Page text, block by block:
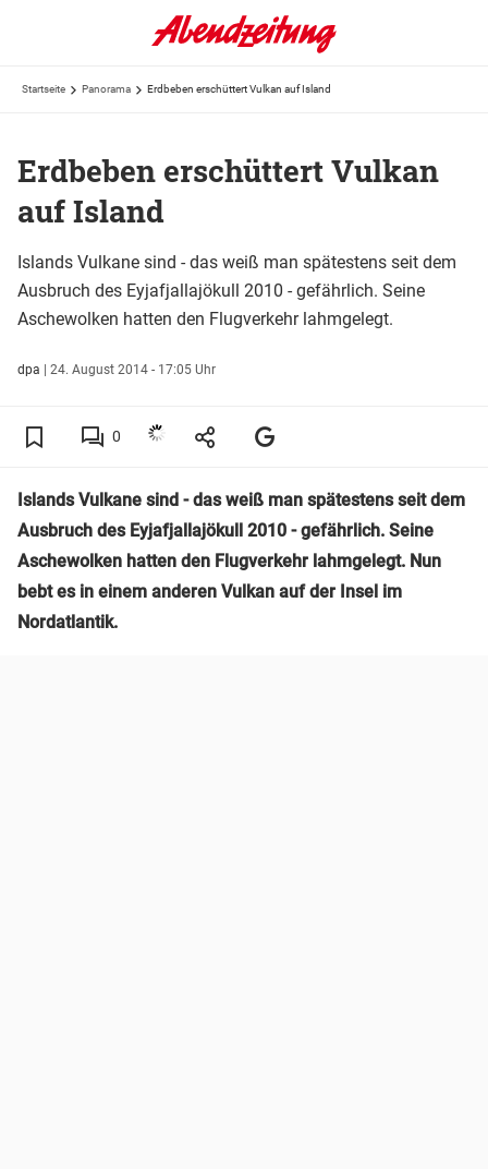
Startseite Panorama Erdbeben erschüttert Vulkan auf Island
Erdbeben erschüttert Vulkan
auf Island
Islands Vulkane sind - das weiß man spätestens seit dem
Ausbruch des Eyjafjallajökull 2010 - gefährlich. Seine
Aschewolken hatten den Flugverkehr lahmgelegt.
dpa | 24. August 2014 - 17:05 Uhr
0
Islands Vulkane sind - das weiß man spätestens seit dem
Ausbruch des Eyjafjallajökull 2010 - gefährlich. Seine
Aschewolken hatten den Flugverkehr lahmgelegt. Nun
bebt es in einem anderen Vulkan auf der Insel im
Nordatlantik.